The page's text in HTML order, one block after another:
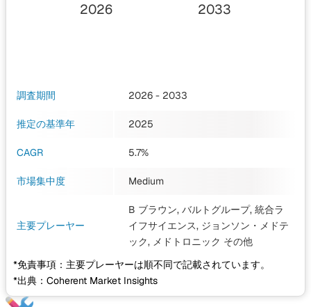
2026 2033
調査期間 2026 - 2033
推定の基準年 2025
CAGR 5.7%
市場集中度 Medium
主要プレーヤー
B ブラウン, バルトグループ, 統合ラ
イフサイエンス, ジョンソン・メドテ
ック, メドトロニック その他
*免責事項：主要プレーヤーは順不同で記載されています。
*出典：Coherent Market Insights